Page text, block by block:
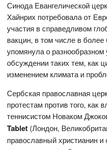
Синода Евангелической
Хайнрих потребовала от
участия в справедливом
вакцин, в том числе в
упомянула о разнообразном
обсуждении таких тем, как
изменением климата и
Сербская православная
протестам против того, как
теннисистом Новаком
Tablet (Лондон,
православный христианин и